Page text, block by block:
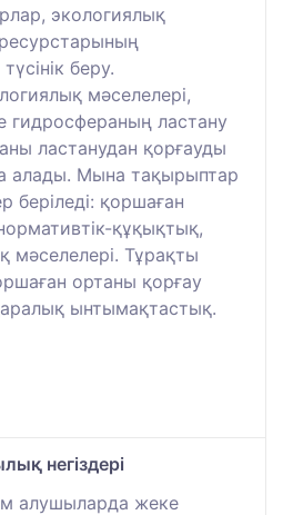
экологиялық
беру.
мәселелері,
гидросфераның ластану
ластанудан қорғауды
алады. Мына тақырыптар
беріледі: қоршаған
құқықтық,
Тұрақты
ортаны қорғау
ынтымақтастық.
негіздері
алушыларда жеке